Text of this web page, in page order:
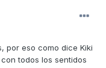
por eso como dice Kiki
todos los sentidos